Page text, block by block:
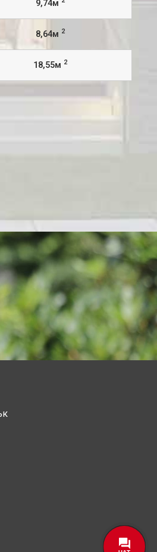
9,74м
8,64м 2
18,55м 2